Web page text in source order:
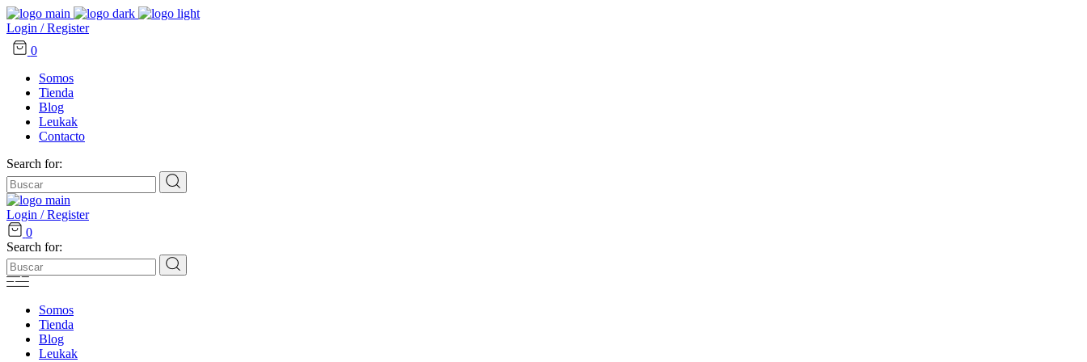
Login / Register
0
Somos
Tienda
Blog
Leukak
Contacto
Search for:
Login / Register
0
Search for:
Somos
Tienda
Blog
Leukak